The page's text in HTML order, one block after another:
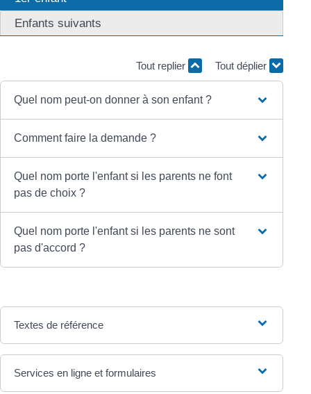
Enfants suivants
Tout replier Tout déplier
Quel nom peut-on donner à son enfant ?
Comment faire la demande ?
Quel nom porte l'enfant si les parents ne font
pas de choix ?
Quel nom porte l'enfant si les parents ne sont
pas d'accord ?
Textes de référence
Services en ligne et formulaires